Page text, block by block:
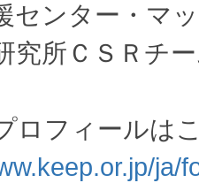
センター・マ
究所ＣＳＲチ
ロフィールは
ja/